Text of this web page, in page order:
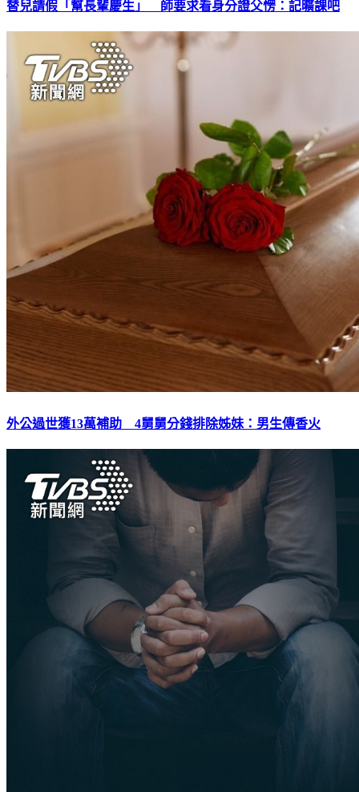
替兒請假「幫長輩慶生」 師要求看身分證父愣：記曠課吧
外公過世獲13萬補助 4舅舅分錢排除姊妹：男生傳香火